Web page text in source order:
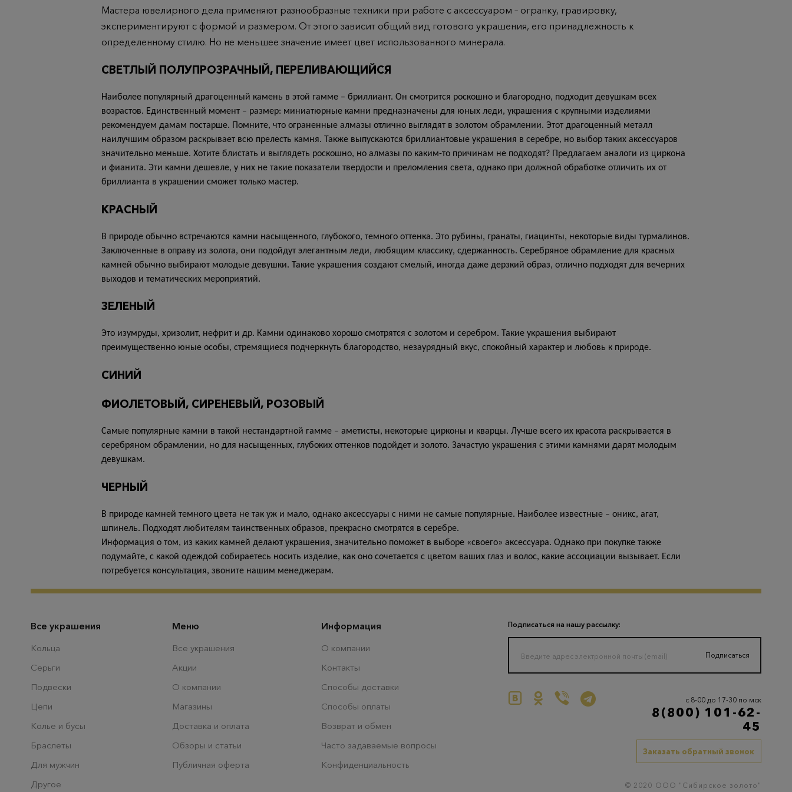
Мастера ювелирного дела применяют разнообразные техники при работе с аксессуаром – огранку, гравировку,
экспериментируют с формой и размером. От этого зависит общий вид готового украшения, его принадлежность к
определенному стилю. Но не меньшее значение имеет цвет использованного минерала.
СВЕТЛЫЙ ПОЛУПРОЗРАЧНЫЙ, ПЕРЕЛИВАЮЩИЙСЯ
Наиболее популярный драгоценный камень в этой гамме – бриллиант. Он смотрится роскошно и благородно, подходит девушкам всех
возрастов. Единственный момент – размер: миниатюрные камни предназначены для юных леди, украшения с крупными изделиями
рекомендуем дамам постарше. Помните, что ограненные алмазы отлично выглядят в золотом обрамлении. Этот драгоценный металл
наилучшим образом раскрывает всю прелесть камня. Также выпускаются бриллиантовые украшения в серебре, но выбор таких аксессуаров
значительно меньше. Хотите блистать и выглядеть роскошно, но алмазы по каким-то причинам не подходят? Предлагаем аналоги из циркона
и фианита. Эти камни дешевле, у них не такие показатели твердости и преломления света, однако при должной обработке отличить их от
бриллианта в украшении сможет только мастер.
КРАСНЫЙ
В природе обычно встречаются камни насыщенного, глубокого, темного оттенка. Это рубины, гранаты, гиацинты, некоторые виды турмалинов.
Заключенные в оправу из золота, они подойдут элегантным леди, любящим классику, сдержанность. Серебряное обрамление для красных
камней обычно выбирают молодые девушки. Такие украшения создают смелый, иногда даже дерзкий образ, отлично подходят для вечерних
выходов и тематических мероприятий.
ЗЕЛЕНЫЙ
Это изумруды, хризолит, нефрит и др. Камни одинаково хорошо смотрятся с золотом и серебром. Такие украшения выбирают
преимущественно юные особы, стремящиеся подчеркнуть благородство, незаурядный вкус, спокойный характер и любовь к природе.
СИНИЙ
ФИОЛЕТОВЫЙ, СИРЕНЕВЫЙ, РОЗОВЫЙ
Самые популярные камни в такой нестандартной гамме – аметисты, некоторые цирконы и кварцы. Лучше всего их красота раскрывается в
серебряном обрамлении, но для насыщенных, глубоких оттенков подойдет и золото. Зачастую украшения с этими камнями дарят молодым
девушкам.
ЧЕРНЫЙ
В природе камней темного цвета не так уж и мало, однако аксессуары с ними не самые популярные. Наиболее известные – оникс, агат,
шпинель. Подходят любителям таинственных образов, прекрасно смотрятся в серебре.
Информация о том, из каких камней делают украшения, значительно поможет в выборе «своего» аксессуара. Однако при покупке также
подумайте, с какой одеждой собираетесь носить изделие, как оно сочетается с цветом ваших глаз и волос, какие ассоциации вызывает. Если
потребуется консультация, звоните нашим менеджерам.
Все украшения
Кольца
Серьги
Подвески
Цепи
Колье и бусы
Браслеты
Для мужчин
Другое
Меню
Все украшения
Акции
О компании
Магазины
Доставка и оплата
Обзоры и статьи
Публичная оферта
Информация
О компании
Контакты
Способы доставки
Способы оплаты
Возврат и обмен
Часто задаваемые вопросы
Конфиденциальность
Подписаться на нашу рассылку:
Подписаться
с 8-00 до 17-30 по мск
8(800) 101-62-
45
Заказать обратный звонок
© 2020 ООО "Сибирское золото"